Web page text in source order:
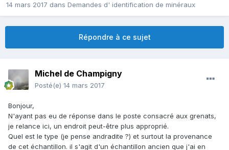
14 mars 2017 dans Demandes d' identification de minéraux
Répondre à ce sujet
Michel de Champigny
Posté(e) 14 mars 2017
Bonjour,
N'ayant pas eu de réponse dans le poste consacré aux grenats,
je relance ici, un endroit peut-être plus approprié.
Quel est le type (je pense andradite ?) et surtout la provenance
de cet échantillon. il s'agit d'un échantillon ancien que j'ai en